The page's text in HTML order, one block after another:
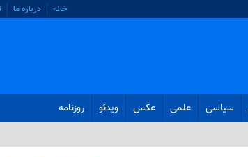
خانه درباره ما
سیاسی علمی عکس ویدئو روزنامه